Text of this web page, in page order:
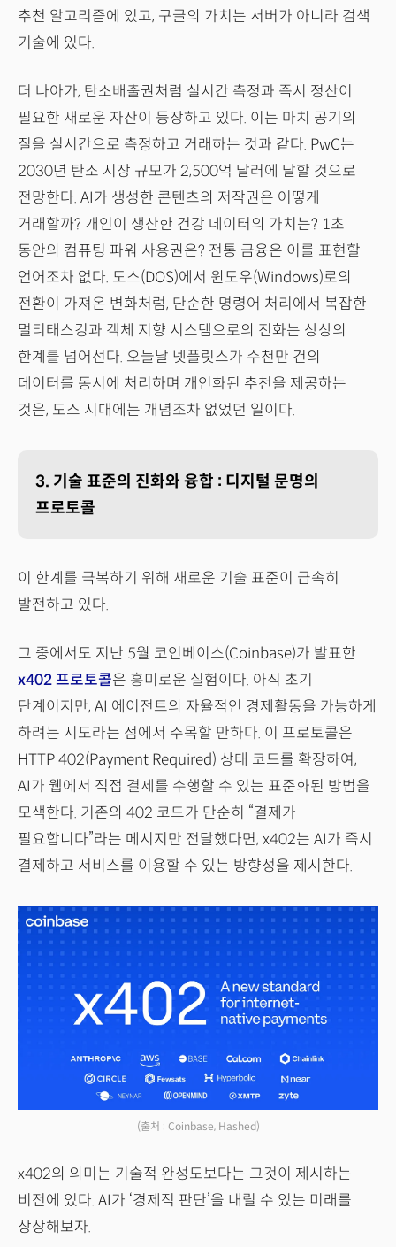
추천 알고리즘에 있고, 구글의 가치는 서버가 아니라 검색
기술에 있다.
더 나아가, 탄소배출권처럼 실시간 측정과 즉시 정산이
필요한 새로운 자산이 등장하고 있다. 이는 마치 공기의
질을 실시간으로 측정하고 거래하는 것과 같다. PwC는
2030년 탄소 시장 규모가 2,500억 달러에 달할 것으로
전망한다. AI가 생성한 콘텐츠의 저작권은 어떻게
거래할까? 개인이 생산한 건강 데이터의 가치는? 1초
동안의 컴퓨팅 파워 사용권은? 전통 금융은 이를 표현할
언어조차 없다. 도스(DOS)에서 윈도우(Windows)로의
전환이 가져온 변화처럼, 단순한 명령어 처리에서 복잡한
멀티태스킹과 객체 지향 시스템으로의 진화는 상상의
한계를 넘어선다. 오늘날 넷플릿스가 수천만 건의
데이터를 동시에 처리하며 개인화된 추천을 제공하는
것은, 도스 시대에는 개념조차 없었던 일이다.
3. 기술 표준의 진화와 융합 : 디지털 문명의
프로토콜
이 한계를 극복하기 위해 새로운 기술 표준이 급속히
발전하고 있다.
그 중에서도 지난 5월 코인베이스(Coinbase)가 발표한
x402 프로토콜은 흥미로운 실험이다. 아직 초기
단계이지만, AI 에이전트의 자율적인 경제활동을 가능하게
하려는 시도라는 점에서 주목할 만하다. 이 프로토콜은
HTTP 402(Payment Required) 상태 코드를 확장하여,
AI가 웹에서 직접 결제를 수행할 수 있는 표준화된 방법을
모색한다. 기존의 402 코드가 단순히 “결제가
필요합니다”라는 메시지만 전달했다면, x402는 AI가 즉시
결제하고 서비스를 이용할 수 있는 방향성을 제시한다.
(출처 : Coinbase, Hashed)
x402의 의미는 기술적 완성도보다는 그것이 제시하는
비전에 있다. AI가 ‘경제적 판단’을 내릴 수 있는 미래를
상상해보자.